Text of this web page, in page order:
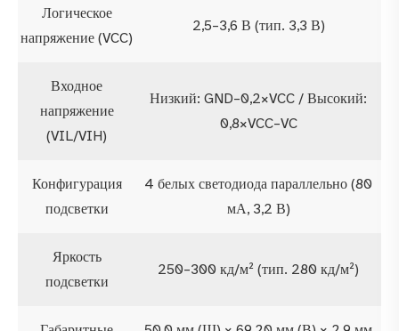
Логическое
напряжение (VCC)
2,5–3,6 В (тип. 3,3 В)
Входное
напряжение
(VIL/VIH)
Низкий: GND–0,2×VCC / Высокий:
0,8×VCC–VC
Конфигурация
подсветки
4 белых светодиода параллельно (80
мА, 3,2 В)
Яркость
подсветки
250–300 кд/м² (тип. 280 кд/м²)